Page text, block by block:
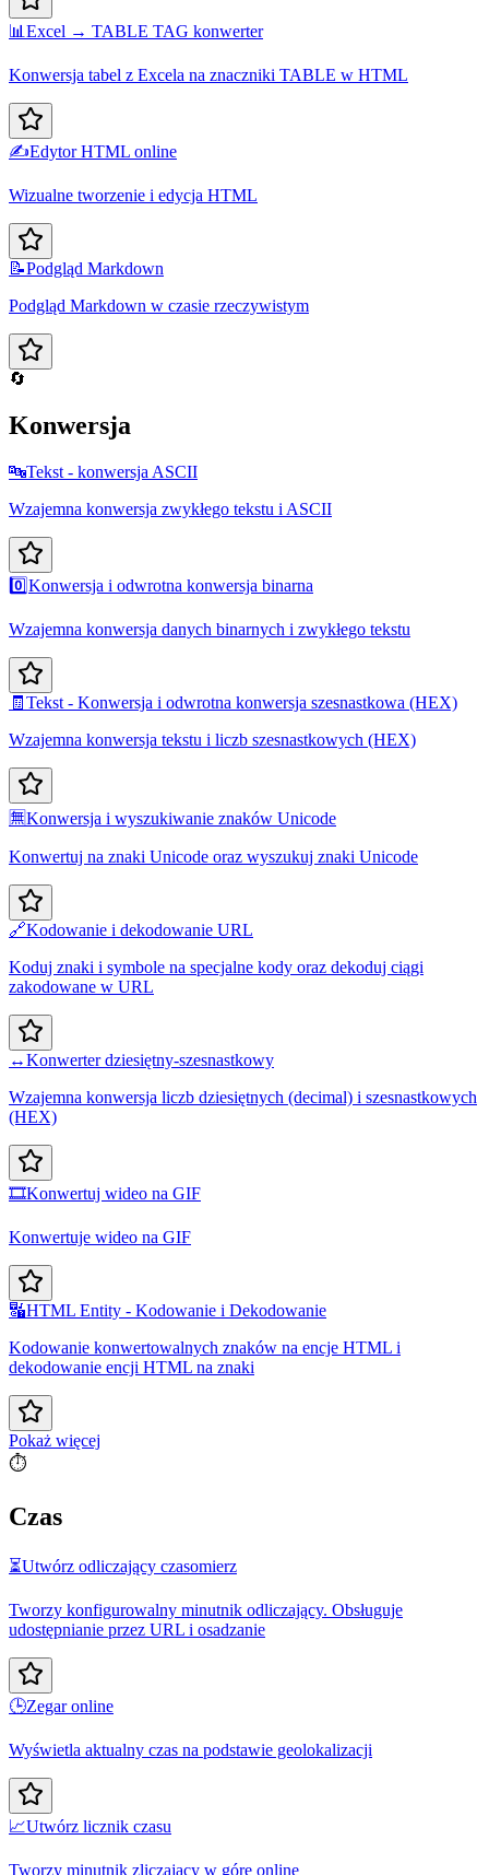
📊 Excel → TABLE TAG konwerter
Konwersja tabel z Excela na znaczniki TABLE w HTML
✍️Edytor HTML online
Wizualne tworzenie i edycja HTML
📝Podgląd Markdown
Podgląd Markdown w czasie rzeczywistym
🔄
Konwersja
🔤Tekst - konwersja ASCII
Wzajemna konwersja zwykłego tekstu i ASCII
0️⃣Konwersja i odwrotna konwersja binarna
Wzajemna konwersja danych binarnych i zwykłego tekstu
🧾 Tekst - Konwersja i odwrotna konwersja szesnastkowa (HEX)
Wzajemna konwersja tekstu i liczb szesnastkowych (HEX)
🈚Konwersja i wyszukiwanie znaków Unicode
Konwertuj na znaki Unicode oraz wyszukuj znaki Unicode
🔗Kodowanie i dekodowanie URL
Koduj znaki i symbole na specjalne kody oraz dekoduj ciągi
zakodowane w URL
↔️Konwerter dziesiętny-szesnastkowy
Wzajemna konwersja liczb dziesiętnych (decimal) i szesnastkowych
(HEX)
🎞️Konwertuj wideo na GIF
Konwertuje wideo na GIF
🔣HTML Entity - Kodowanie i Dekodowanie
Kodowanie konwertowalnych znaków na encje HTML i
dekodowanie encji HTML na znaki
Pokaż więcej
⏱️
Czas
⏳Utwórz odliczający czasomierz
Tworzy konfigurowalny minutnik odliczający. Obsługuje
udostępnianie przez URL i osadzanie
🕒Zegar online
Wyświetla aktualny czas na podstawie geolokalizacji
📈Utwórz licznik czasu
Tworzy minutnik zliczający w górę online